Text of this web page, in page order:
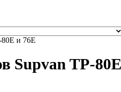
Supvan TP-80E